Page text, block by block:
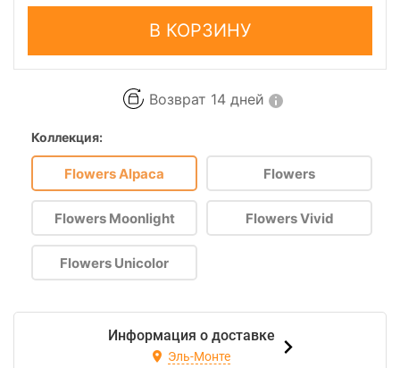
В КОРЗИНУ
Возврат 14 дней
Коллекция:
Flowers Alpaca Flowers
Flowers Moonlight Flowers Vivid
Flowers Unicolor
Информация о доставке
Эль-Монте